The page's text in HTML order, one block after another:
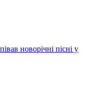
новорічні пісні у